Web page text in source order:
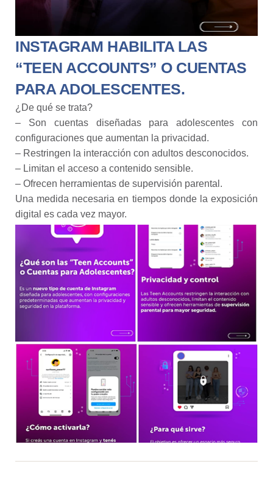
INSTAGRAM HABILITA LAS
“TEEN ACCOUNTS” O CUENTAS
PARA ADOLESCENTES.
¿De qué se trata?
– Son cuentas diseñadas para adolescentes con
configuraciones que aumentan la privacidad.
– Restringen la interacción con adultos desconocidos.
– Limitan el acceso a contenido sensible.
– Ofrecen herramientas de supervisión parental.
Una medida necesaria en tiempos donde la exposición
digital es cada vez mayor.